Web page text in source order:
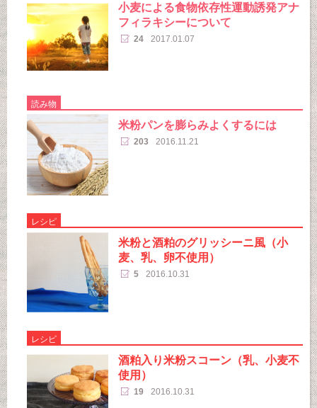
小麦による食物依存性運動誘発アナ
フィラキシーについて
24 2017.01.07
読み物
米粉パンを膨らみよくするには
203 2016.11.21
レシピ
米粉と酒粕のグリッシーニ風（小
麦、乳、卵不使用）
5 2016.10.31
レシピ
酒粕入り米粉スコーン（乳、小麦不
使用）
19 2016.10.31